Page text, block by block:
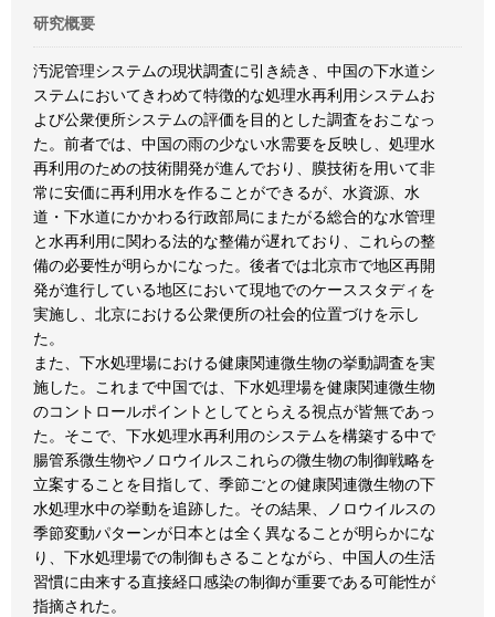
研究概要
汚泥管理システムの現状調査に引き続き、中国の下水道シ
ステムにおいてきわめて特徴的な処理水再利用システムお
よび公衆便所システムの評価を目的とした調査をおこなっ
た。前者では、中国の雨の少ない水需要を反映し、処理水
再利用のための技術開発が進んでおり、膜技術を用いて非
常に安価に再利用水を作ることができるが、水資源、水
道・下水道にかかわる行政部局にまたがる総合的な水管理
と水再利用に関わる法的な整備が遅れており、これらの整
備の必要性が明らかになった。後者では北京市で地区再開
発が進行している地区において現地でのケーススタディを
実施し、北京における公衆便所の社会的位置づけを示し
た。
また、下水処理場における健康関連微生物の挙動調査を実
施した。これまで中国では、下水処理場を健康関連微生物
のコントロールポイントとしてとらえる視点が皆無であっ
た。そこで、下水処理水再利用のシステムを構築する中で
腸管系微生物やノロウイルスこれらの微生物の制御戦略を
立案することを目指して、季節ごとの健康関連微生物の下
水処理水中の挙動を追跡した。その結果、ノロウイルスの
季節変動パターンが日本とは全く異なることが明らかにな
り、下水処理場での制御もさることながら、中国人の生活
習慣に由来する直接経口感染の制御が重要である可能性が
指摘された。